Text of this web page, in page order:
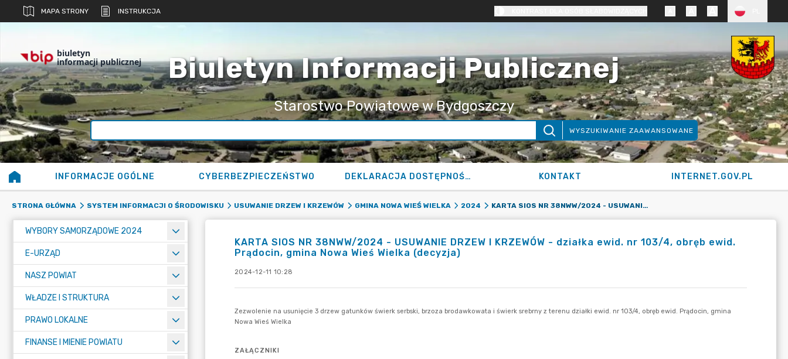
MAPA STRONY INSTRUKCJA
biuletyn
informacji publicznej Biuletyn Informacji Publicznej
Starostwo Powiatowe w Bydgoszczy
WYSZUKIWANIE ZAAWANSOWANE
INFORMACJE OGÓLNE CYBERBEZPIECZEŃSTWO DEKLARACJA DOSTĘPNOŚCI KONTAKT INTERNET.GOV.PL
STRONA GŁÓWNA SYSTEM INFORMACJI O ŚRODOWISKU USUWANIE DRZEW I KRZEWÓW GMINA NOWA WIEŚ WIELKA 2024 KARTA SIOS NR 38NWW/2024 - USUWANIE DRZEW I KRZEWÓW - DZIAŁKA EWID. NR 103/4, OBRĘB EWID. PRĄDOCIN, GMINA NOWA WIEŚ WIELKA (DECYZJA)
WYBORY SAMORZĄDOWE 2024
E-URZĄD
NASZ POWIAT
WŁADZE I STRUKTURA
PRAWO LOKALNE
FINANSE I MIENIE POWIATU
KARTA SIOS NR 38NWW/2024 - USUWANIE DRZEW I KRZEWÓW - działka ewid. nr 103/4, obręb ewid.
Prądocin, gmina Nowa Wieś Wielka (decyzja)
2024-12-11 10:28
ZAŁĄCZNIKI